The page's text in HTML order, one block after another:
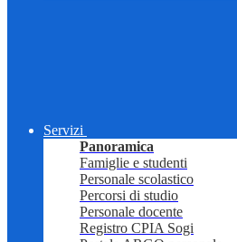
Servizi
Panoramica
Famiglie e studenti
Personale scolastico
Percorsi di studio
Personale docente
Registro CPIA Sogi